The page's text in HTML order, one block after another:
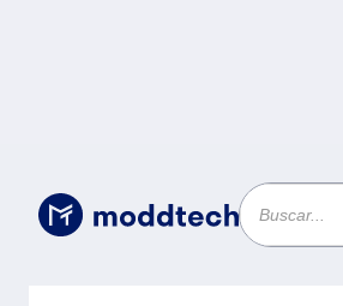
Sin categoría/GETTTECH
COMPLETO DE 17 A 55 PULGADAS - VESA DE